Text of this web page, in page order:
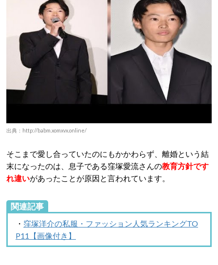
出典：http://babm.xomxvx.online/
そこまで愛し合っていたのにもかかわらず、離婚という結
末になったのは、息子である窪塚愛流さんの教育方針です
れ違いがあったことが原因と言われています。
関連記事
・ 窪塚洋介の私服・ファッション人気ランキングTO
P11【画像付き】